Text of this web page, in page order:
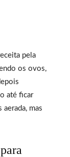
pela
os ovos,
até ficar
mas